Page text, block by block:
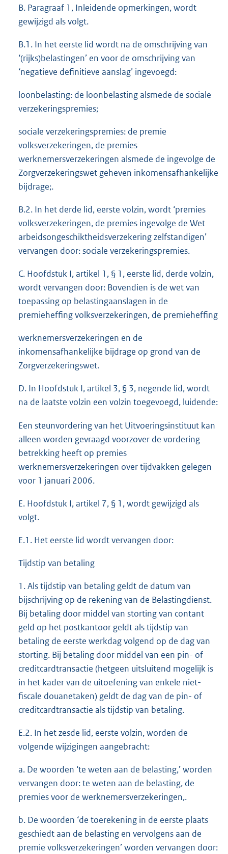
B. Paragraaf 1, Inleidende opmerkingen, wordt
gewijzigd als volgt.
B.1. In het eerste lid wordt na de omschrijving van
‘(rijks)belastingen’ en voor de omschrijving van
‘negatieve definitieve aanslag’ ingevoegd:
loonbelasting: de loonbelasting alsmede de sociale
verzekeringspremies;
sociale verzekeringspremies: de premie
volksverzekeringen, de premies
werknemersverzekeringen alsmede de ingevolge de
Zorgverzekeringswet geheven inkomensafhankelijke
bijdrage;.
B.2. In het derde lid, eerste volzin, wordt ‘premies
volksverzekeringen, de premies ingevolge de Wet
arbeidsongeschiktheidsverzekering zelfstandigen’
vervangen door: sociale verzekeringspremies.
C. Hoofdstuk I, artikel 1, § 1, eerste lid, derde volzin,
wordt vervangen door: Bovendien is de wet van
toepassing op belastingaanslagen in de
premieheffing volksverzekeringen, de premieheffing
werknemersverzekeringen en de
inkomensafhankelijke bijdrage op grond van de
Zorgverzekeringswet.
D. In Hoofdstuk I, artikel 3, § 3, negende lid, wordt
na de laatste volzin een volzin toegevoegd, luidende:
Een steunvordering van het Uitvoeringsinstituut kan
alleen worden gevraagd voorzover de vordering
betrekking heeft op premies
werknemersverzekeringen over tijdvakken gelegen
voor 1 januari 2006.
E. Hoofdstuk I, artikel 7, § 1, wordt gewijzigd als
volgt.
E.1. Het eerste lid wordt vervangen door:
Tijdstip van betaling
1. Als tijdstip van betaling geldt de datum van
bijschrijving op de rekening van de Belastingdienst.
Bij betaling door middel van storting van contant
geld op het postkantoor geldt als tijdstip van
betaling de eerste werkdag volgend op de dag van
storting. Bij betaling door middel van een pin- of
creditcardtransactie (hetgeen uitsluitend mogelijk is
in het kader van de uitoefening van enkele niet-
fiscale douanetaken) geldt de dag van de pin- of
creditcardtransactie als tijdstip van betaling.
E.2. In het zesde lid, eerste volzin, worden de
volgende wijzigingen aangebracht:
a. De woorden ‘te weten aan de belasting,’ worden
vervangen door: te weten aan de belasting, de
premies voor de werknemersverzekeringen,.
b. De woorden ‘de toerekening in de eerste plaats
geschiedt aan de belasting en vervolgens aan de
premie volksverzekeringen’ worden vervangen door: